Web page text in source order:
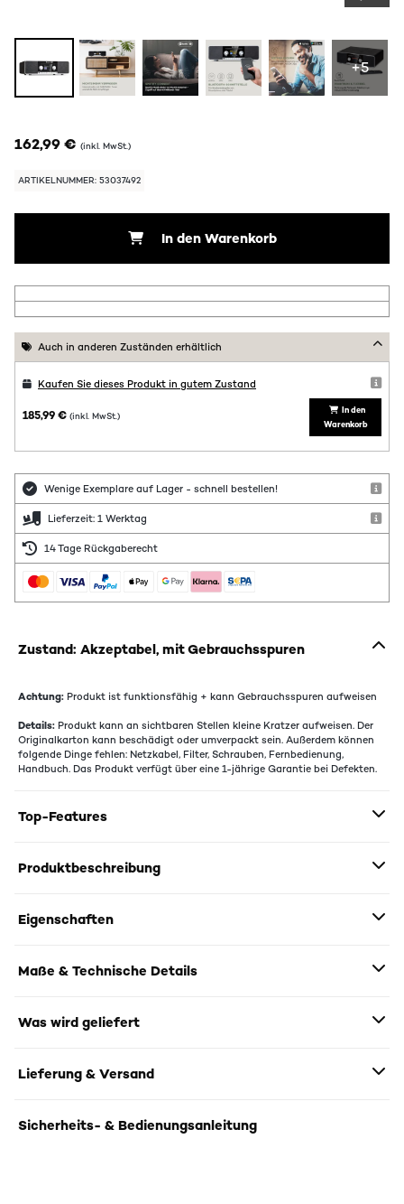
+5
162,99 € (inkl. MwSt.)
ARTIKELNUMMER: 53037492
In den Warenkorb
Auch in anderen Zuständen erhältlich
Kaufen Sie dieses Produkt in gutem Zustand
185,99 € (inkl. MwSt.)
In den
Warenkorb
Wenige Exemplare auf Lager - schnell bestellen!
Lieferzeit: 1 Werktag
14 Tage Rückgaberecht
Zustand: Akzeptabel, mit Gebrauchsspuren
Achtung: Produkt ist funktionsfähig + kann Gebrauchsspuren aufweisen
Details: Produkt kann an sichtbaren Stellen kleine Kratzer aufweisen. Der
Originalkarton kann beschädigt oder umverpackt sein. Außerdem können
folgende Dinge fehlen: Netzkabel, Filter, Schrauben, Fernbedienung,
Handbuch. Das Produkt verfügt über eine 1-jährige Garantie bei Defekten.
Top-Features
Produktbeschreibung
Eigenschaften
Maße & Technische Details
Was wird geliefert
Lieferung & Versand
Sicherheits- & Bedienungsanleitung